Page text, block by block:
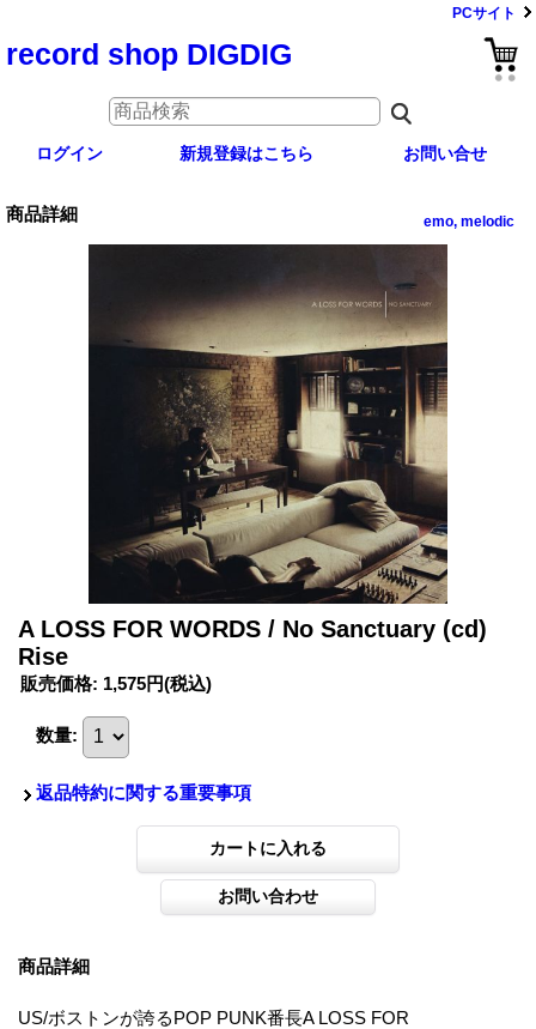
PCサイト
record shop DIGDIG
ログイン 新規登録はこちら お問い合せ
商品詳細 emo, melodic
A LOSS FOR WORDS / No Sanctuary (cd)
Rise
販売価格: 1,575円(税込)
数量:
返品特約に関する重要事項
商品詳細
US/ボストンが誇るPOP PUNK番長A LOSS FOR